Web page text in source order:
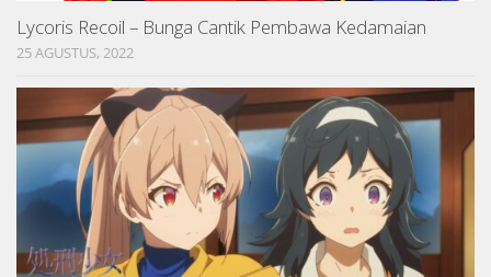
Lycoris Recoil – Bunga Cantik Pembawa Kedamaian
25 AGUSTUS, 2022